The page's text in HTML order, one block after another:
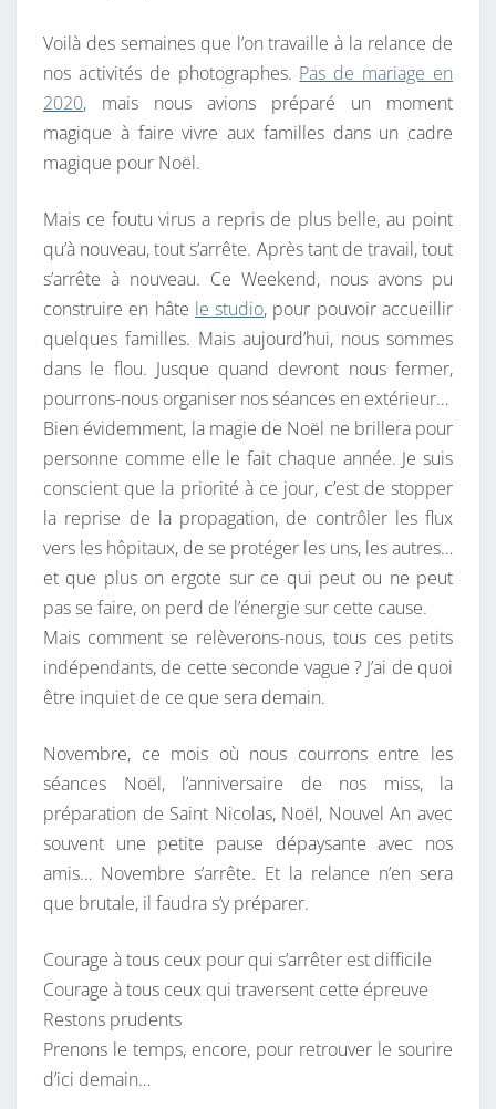
S
,
O
N
A
I
T
P
R
Ê
T
.
Voilà des semaines que l’on travaille à la relance de
nos activités de photographes. Pas de mariage en
2020, mais nous avions préparé un moment
magique à faire vivre aux familles dans un cadre
magique pour Noël.
Mais ce foutu virus a repris de plus belle, au point
qu’à nouveau, tout s’arrête. Après tant de travail, tout
s’arrête à nouveau. Ce Weekend, nous avons pu
construire en hâte le studio, pour pouvoir accueillir
quelques familles. Mais aujourd’hui, nous sommes
dans le flou. Jusque quand devront nous fermer,
pourrons-nous organiser nos séances en extérieur…
Bien évidemment, la magie de Noël ne brillera pour
personne comme elle le fait chaque année. Je suis
conscient que la priorité à ce jour, c’est de stopper
la reprise de la propagation, de contrôler les flux
vers les hôpitaux, de se protéger les uns, les autres…
et que plus on ergote sur ce qui peut ou ne peut
pas se faire, on perd de l’énergie sur cette cause.
Mais comment se relèverons-nous, tous ces petits
indépendants, de cette seconde vague ? J’ai de quoi
être inquiet de ce que sera demain.
Novembre, ce mois où nous courrons entre les
séances Noël, l’anniversaire de nos miss, la
préparation de Saint Nicolas, Noël, Nouvel An avec
souvent une petite pause dépaysante avec nos
amis… Novembre s’arrête. Et la relance n’en sera
que brutale, il faudra s’y préparer.
Courage à tous ceux pour qui s’arrêter est difficile
Courage à tous ceux qui traversent cette épreuve
Restons prudents
Prenons le temps, encore, pour retrouver le sourire
d’ici demain…